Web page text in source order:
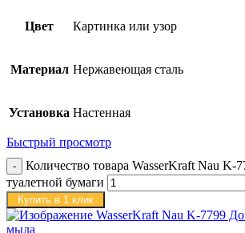
Цвет Картинка или узор
Материал Нержавеющая сталь
Установка Настенная
Быстрый просмотр
Количество товара WasserKraft Nau K-
туалетной бумаги
Купить в 1 клик